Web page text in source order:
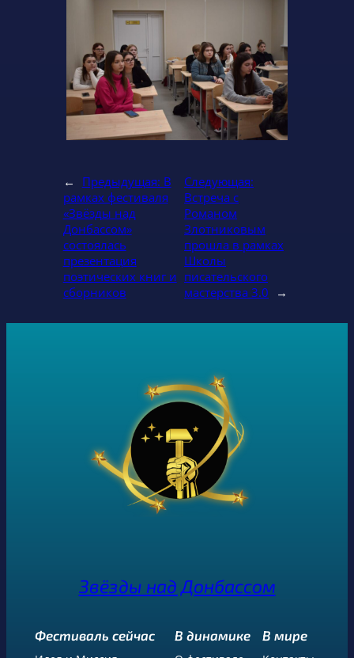
← Предыдущая: В
рамках фестиваля
«Звёзды над
Донбассом»
состоялась
презентация
поэтических книг и
сборников
Следующая:
Встреча с
Романом
Злотниковым
прошла в рамках
Школы
писательского
мастерства 3.0
→
Звёзды над Донбассом
Фестиваль сейчас В динамике В мире